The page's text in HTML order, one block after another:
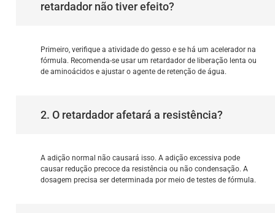
retardador não tiver efeito?
Primeiro, verifique a atividade do gesso e se há um acelerador na
fórmula. Recomenda-se usar um retardador de liberação lenta ou
de aminoácidos e ajustar o agente de retenção de água.
2. O retardador afetará a resistência?
A adição normal não causará isso. A adição excessiva pode
causar redução precoce da resistência ou não condensação. A
dosagem precisa ser determinada por meio de testes de fórmula.